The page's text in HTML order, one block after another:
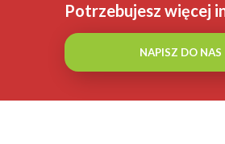
Potrzebujesz więcej
NAPISZ DO NAS